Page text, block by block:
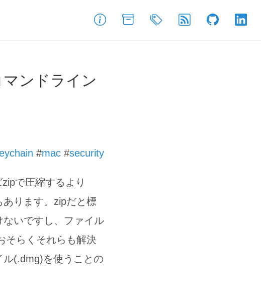
AboutArchiveTags Feed GitHub
ンドライン
#mac #security
で圧縮するより
ります。zipだと標
いですし、ファイル
そらくそれらも解決
(.dmg)を使うことの